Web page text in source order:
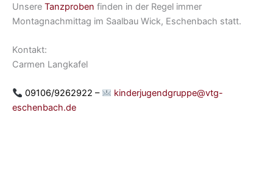
Unsere Tanzproben finden in der Regel immer
Montagnachmittag im Saalbau Wick, Eschenbach statt.
Kontakt:
Carmen Langkafel
09106/9262922 –
kinderjugendgruppe@vtg-
eschenbach.de